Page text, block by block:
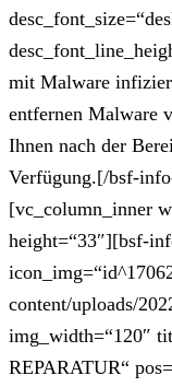
mit Malware
entfernen Malware
Ihnen nach der
Verfügung.[/bsf-
[vc_column_inner
height=“33″][bsf-
content/uploads/
img_width=“120″
REPARATUR“